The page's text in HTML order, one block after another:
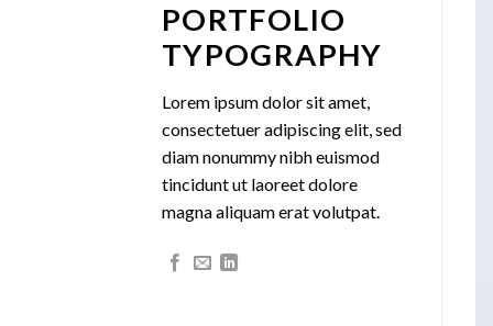
PORTFOLIO
TYPOGRAPHY
Lorem ipsum dolor sit amet,
consectetuer adipiscing elit, sed
diam nonummy nibh euismod
tincidunt ut laoreet dolore
magna aliquam erat volutpat.